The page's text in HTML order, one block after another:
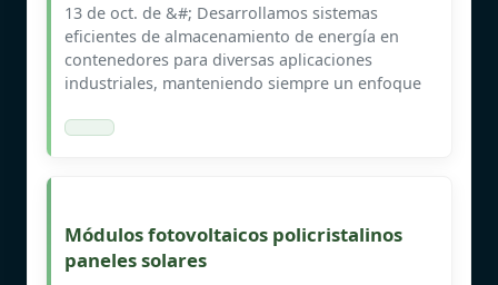
13 de oct. de &#; Desarrollamos sistemas
eficientes de almacenamiento de energía en
contenedores para diversas aplicaciones
industriales, manteniendo siempre un enfoque
Módulos fotovoltaicos policristalinos
paneles solares